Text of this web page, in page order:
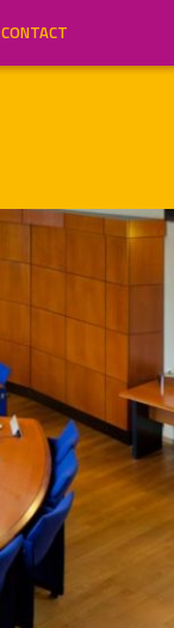
CONTACT